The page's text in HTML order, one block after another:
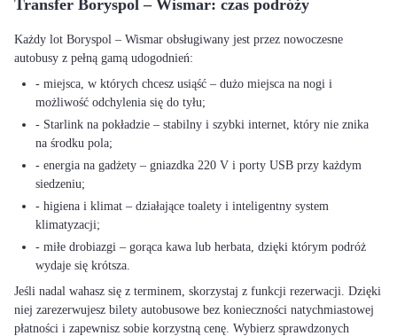
Transfer Boryspol – Wismar: czas podróży
Każdy lot Boryspol – Wismar obsługiwany jest przez nowoczesne
autobusy z pełną gamą udogodnień:
- miejsca, w których chcesz usiąść – dużo miejsca na nogi i
możliwość odchylenia się do tyłu;
- Starlink na pokładzie – stabilny i szybki internet, który nie znika
na środku pola;
- energia na gadżety – gniazdka 220 V i porty USB przy każdym
siedzeniu;
- higiena i klimat – działające toalety i inteligentny system
klimatyzacji;
- miłe drobiazgi – gorąca kawa lub herbata, dzięki którym podróż
wydaje się krótsza.
Jeśli nadal wahasz się z terminem, skorzystaj z funkcji rezerwacji. Dzięki
niej zarezerwujesz bilety autobusowe bez konieczności natychmiastowej
płatności i zapewnisz sobie korzystną cenę. Wybierz sprawdzonych